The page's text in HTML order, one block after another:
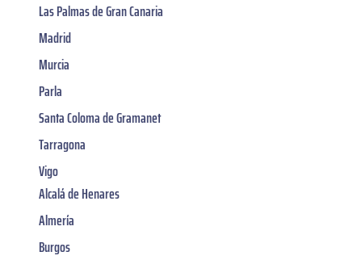
Las Palmas de Gran Canaria
Madrid
Murcia
Parla
Santa Coloma de Gramanet
Tarragona
Vigo
Alcalá de Henares
Almería
Burgos